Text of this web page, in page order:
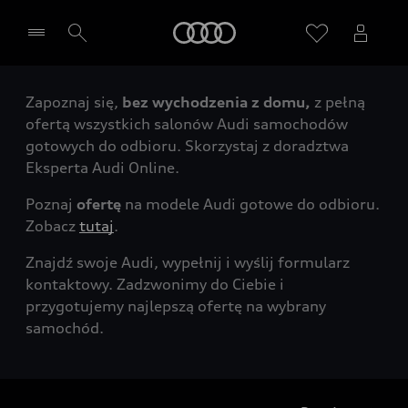
Wybierz Twojego Partnera Audi
Zapoznaj się, bez wychodzenia z domu, z pełną
ofertą wszystkich salonów Audi samochodów
gotowych do odbioru. Skorzystaj z doradztwa
Eksperta Audi Online.
Poznaj ofertę na modele Audi gotowe do odbioru.
Zobacz tutaj.
Znajdź swoje Audi, wypełnij i wyślij formularz
kontaktowy. Zadzwonimy do Ciebie i
przygotujemy najlepszą ofertę na wybrany
samochód.